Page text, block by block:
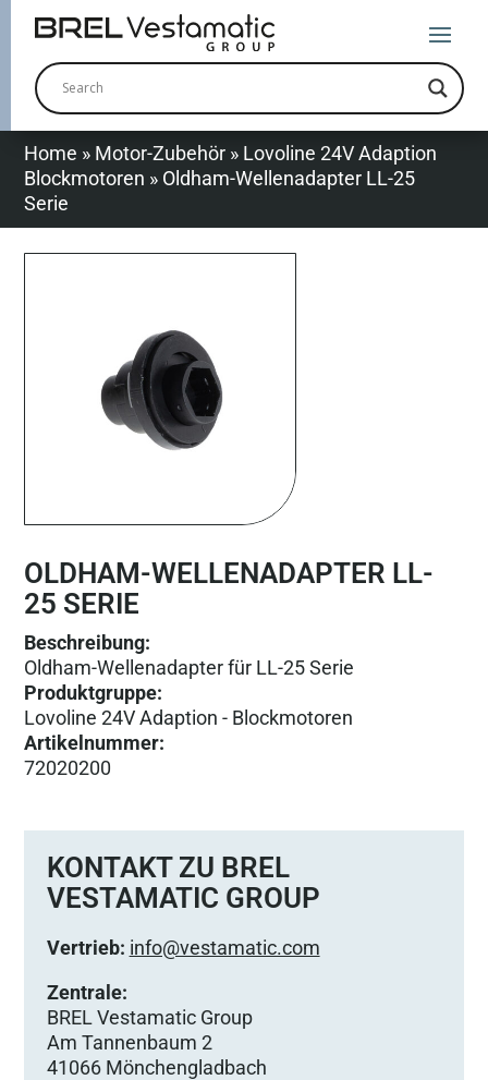
Home » Motor-Zubehör » Lovoline 24V Adaption
Blockmotoren » Oldham-Wellenadapter LL-25
Serie
OLDHAM-WELLENADAPTER LL-
25 SERIE
Beschreibung:
Oldham-Wellenadapter für LL-25 Serie
Produktgruppe:
Lovoline 24V Adaption - Blockmotoren
Artikelnummer:
72020200
KONTAKT ZU BREL
VESTAMATIC GROUP
Vertrieb: info@vestamatic.com
Zentrale:
BREL Vestamatic Group
Am Tannenbaum 2
41066 Mönchengladbach